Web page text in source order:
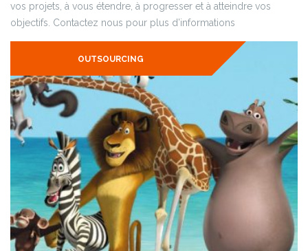
vos projets, à vous étendre, à progresser et à atteindre vos
objectifs. Contactez nous pour plus d’informations
OUTSOURCING